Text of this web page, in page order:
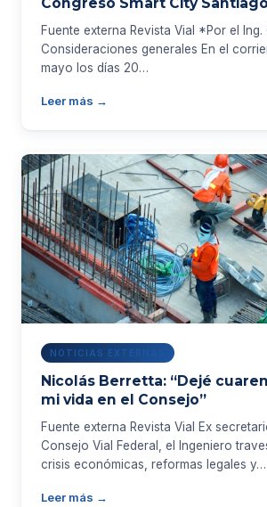
Fuente externa Revista Vial *Por el Ing.
Consideraciones generales En el
mayo los días 20…
Leer más →
NOTICIAS EXTERNAS
Nicolás Berretta: “Dejé
mi vida en el Consejo”
Fuente externa Revista Vial Ex
Consejo Vial Federal, el Ingeniero
crisis económicas, reformas legales y…
Leer más →